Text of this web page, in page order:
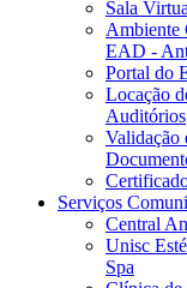
Sala
Ambiente
EAD -
Portal do
Locação
Auditórios
Validação
Serviços
Central
Unisc
Spa